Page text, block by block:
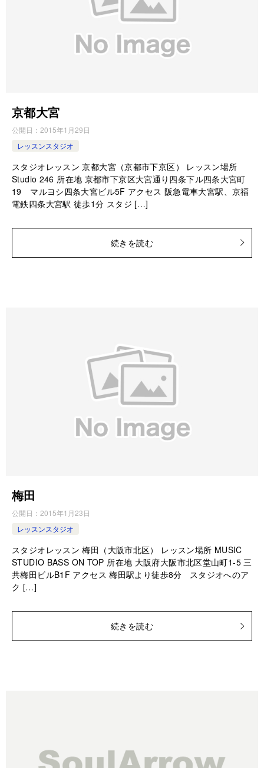
京都大宮
公開日： 2015年1月29日
レッスンスタジオ
スタジオレッスン 京都大宮（京都市下京区） レッスン場所
Studio 246 所在地 京都市下京区大宮通り四条下ル四条大宮町
19 マルヨシ四条大宮ビル5F アクセス 阪急電車大宮駅、京福
電鉄四条大宮駅 徒歩1分 スタジ […]
続きを読む
梅田
公開日： 2015年1月23日
レッスンスタジオ
スタジオレッスン 梅田（大阪市北区） レッスン場所 MUSIC
STUDIO BASS ON TOP 所在地 大阪府大阪市北区堂山町1-5 三
共梅田ビルB1F アクセス 梅田駅より徒歩8分 スタジオへのア
ク […]
続きを読む